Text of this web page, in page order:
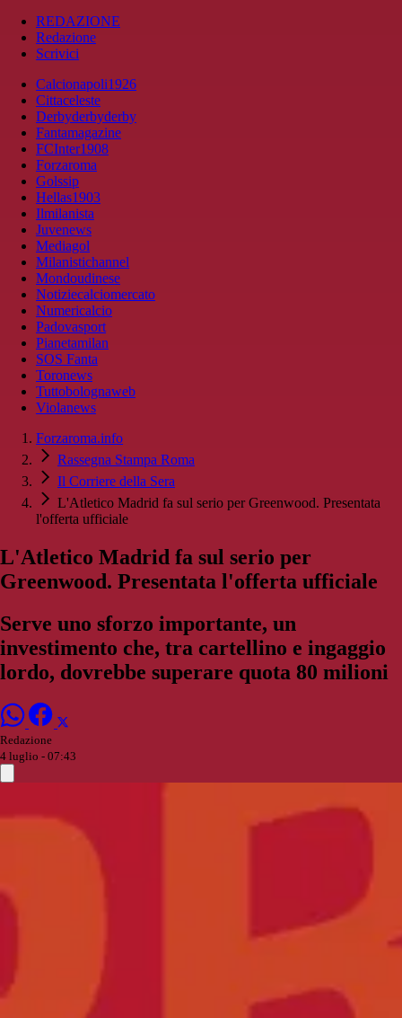
REDAZIONE
Redazione
Scrivici
Calcionapoli1926
Cittaceleste
Derbyderbyderby
Fantamagazine
FCInter1908
Forzaroma
Golssip
Hellas1903
Ilmilanista
Juvenews
Mediagol
Milanistichannel
Mondoudinese
Notiziecalciomercato
Numericalcio
Padovasport
Pianetamilan
SOS Fanta
Toronews
Tuttobolognaweb
Violanews
Forzaroma.info
Rassegna Stampa Roma
Il Corriere della Sera
L'Atletico Madrid fa sul serio per Greenwood. Presentata
l'offerta ufficiale
L'Atletico Madrid fa sul serio per
Greenwood. Presentata l'offerta ufficiale
Serve uno sforzo importante, un
investimento che, tra cartellino e ingaggio
lordo, dovrebbe superare quota 80 milioni
Redazione
4 luglio - 07:43